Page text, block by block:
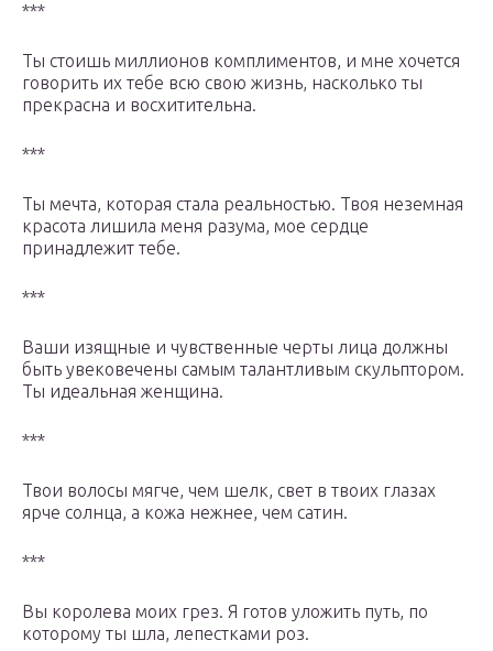
***
Ты стоишь миллионов комплиментов, и мне хочется
говорить их тебе всю свою жизнь, насколько ты
прекрасна и восхитительна.
***
Ты мечта, которая стала реальностью. Твоя неземная
красота лишила меня разума, мое сердце
принадлежит тебе.
***
Ваши изящные и чувственные черты лица должны
быть увековечены самым талантливым скульптором.
Ты идеальная женщина.
***
Твои волосы мягче, чем шелк, свет в твоих глазах
ярче солнца, а кожа нежнее, чем сатин.
***
Вы королева моих грез. Я готов уложить путь, по
которому ты шла, лепестками роз.